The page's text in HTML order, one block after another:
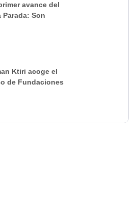
avance del
Son
Ktiri acoge el
de Fundaciones